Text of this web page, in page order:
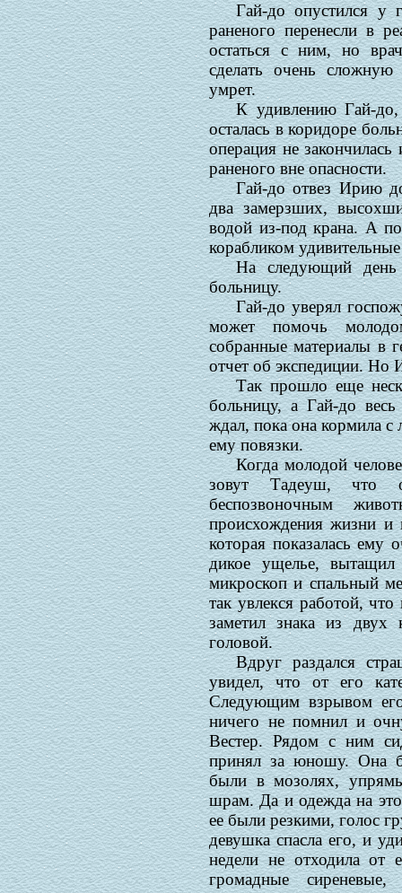
Гай-до опустился у
раненого перенесли в
остаться с ним, но
сделать очень
умрет.
К удивлению Гай-
осталась в коридоре
операция не
раненого вне опасности.
Гай-до отвез Ирию
два замерзших,
водой из-под крана. А
корабликом
На следующий
больницу.
Гай-до уверял
может помочь
собранные материалы в
отчет об экспедиции. Но
Так прошло еще
больницу, а Гай-до
ждал, пока она кормила с
ему повязки.
Когда молодой
зовут Тадеуш, что
беспозвоночным
происхождения жизни и
которая показалась ему
дикое ущелье, вытащил
микроскоп и спальный
так увлекся работой,
заметил знака из
головой.
Вдруг раздался
увидел, что от его
Следующим взрывом
ничего не помнил и
Вестер. Рядом с ним
принял за юношу. Она
были в мозолях,
шрам. Да и одежда на
ее были резкими, голос
девушка спасла его, и
недели не отходила от
громадные